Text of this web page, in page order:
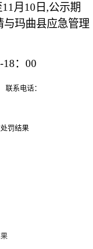
月10日,公示期
与玛曲县应急管理
18：00
联系电话：
罚结果